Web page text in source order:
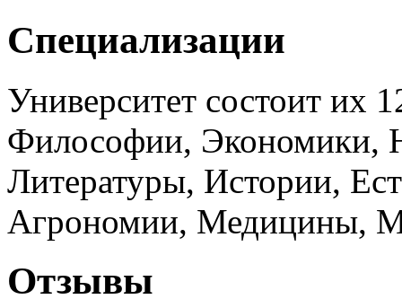
Специализации
Университет состоит их
Философии, Экономики,
Литературы, Истории,
Агрономии, Медицины,
Отзывы